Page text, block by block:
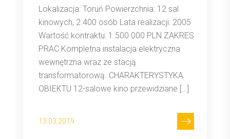
Lokalizacja: Toruń Powierzchnia: 12 sal
kinowych, 2 400 osób Lata realizacji: 2005
Wartość kontraktu: 1 500 000 PLN ZAKRES
PRAC Kompletna instalacja elektryczna
wewnętrzna wraz ze stacją
transformatorową. CHARAKTERYSTYKA
OBIEKTU 12-salowe kino przewidziane […]
13.03.2019